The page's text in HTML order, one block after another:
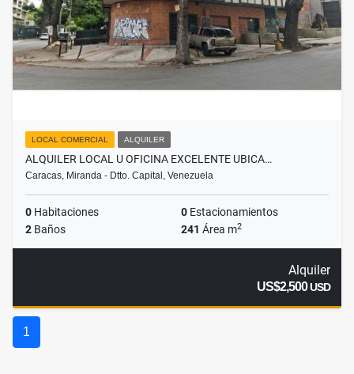
LOCAL COMERCIAL ALQUILER
ALQUILER LOCAL U OFICINA EXCELENTE UBICA…
Caracas, Miranda - Dtto. Capital, Venezuela
0 Habitaciones 0 Estacionamientos
2 Baños 241 Área m2
Alquiler
US$2,500USD
1